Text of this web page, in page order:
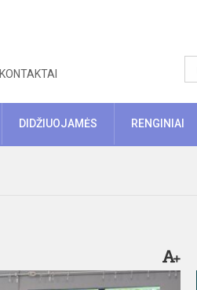
KONTAKTAI
DIDŽIUOJAMĖS RENGINIAI